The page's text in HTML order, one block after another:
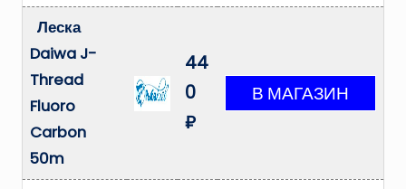
Леска
Daiwa J-
Thread
Fluoro
Carbon
50m
44
0
₽